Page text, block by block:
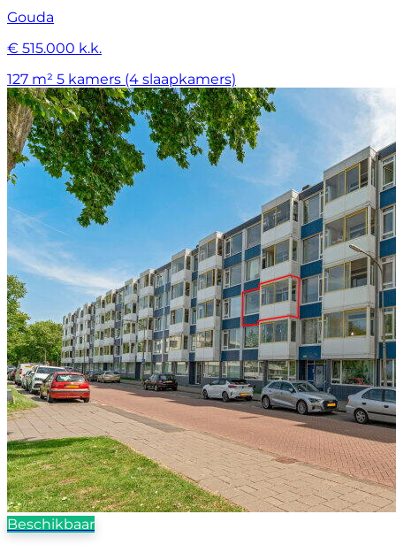
Gouda
€ 515.000 k.k.
127 m² 5 kamers (4 slaapkamers)
Beschikbaar